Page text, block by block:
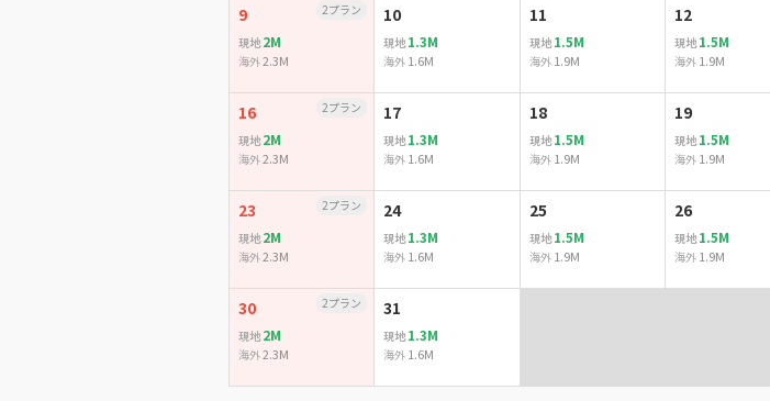
9
2プラン
現地 2M
海外2.3M
10
現地1.3M
海外 1.6M
11
現地 1.5M
海外 1.9M
12
現地1.5M
海外 1.9M
16
2プラン
現地 2M
海外2.3M
17
現地1.3M
海外 1.6M
18
現地 1.5M
海外 1.9M
19
現地1.5M
海外 1.9M
23
2プラン
現地 2M
海外2.3M
24
現地1.3M
海外 1.6M
25
現地 1.5M
海外 1.9M
26
現地1.5M
海外 1.9M
30
2プラン
現地 2M
海外2.3M
31
現地1.3M
海外 1.6M